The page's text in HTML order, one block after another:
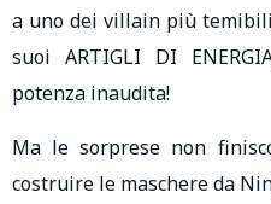
a uno dei villain più temibili
suoi ARTIGLI DI
potenza inaudita!
Ma le sorprese non
costruire le maschere da